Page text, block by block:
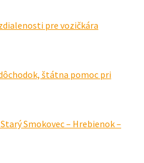
pre vozičkára
štátna pomoc pri
Smokovec – Hrebienok –